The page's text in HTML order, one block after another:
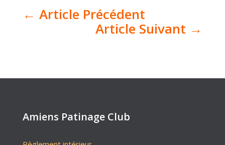
← Article Précédent
Article Suivant →
Amiens Patinage Club